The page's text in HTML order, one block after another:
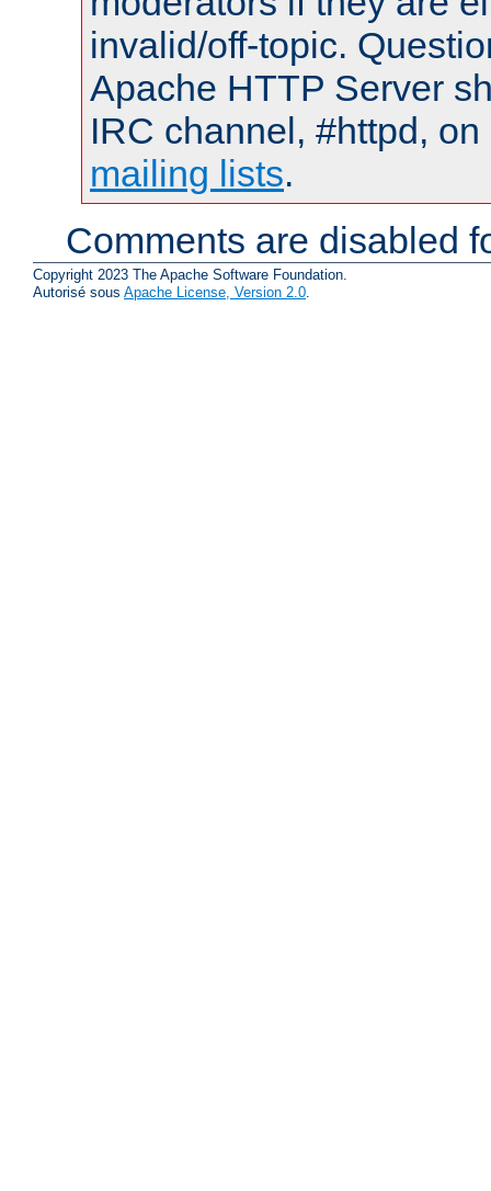
invalid/off-topic.
Apache HTTP Server
IRC channel, #httpd,
mailing lists.
Comments are disabled
Copyright 2023 The Apache Software Foundation.
Autorisé sous Apache License, Version 2.0.